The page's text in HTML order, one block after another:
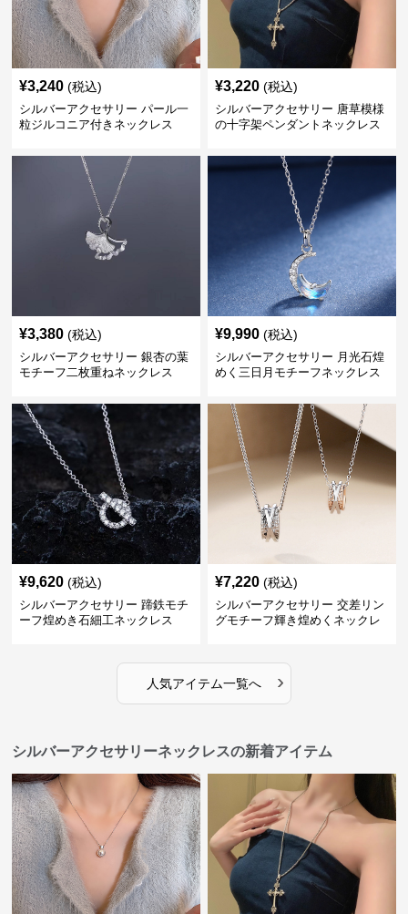
¥3,240 (税込)
シルバーアクセサリー パール一
粒ジルコニア付きネックレス
¥3,220 (税込)
シルバーアクセサリー 唐草模様
の十字架ペンダントネックレス
¥3,380 (税込)
シルバーアクセサリー 銀杏の葉
モチーフ二枚重ねネックレス
¥9,990 (税込)
シルバーアクセサリー 月光石煌
めく三日月モチーフネックレス
¥9,620 (税込)
シルバーアクセサリー 蹄鉄モチ
ーフ煌めき石細工ネックレス
¥7,220 (税込)
シルバーアクセサリー 交差リン
グモチーフ輝き煌めくネックレ
人気アイテム一覧へ ›
シルバーアクセサリーネックレスの新着アイテム